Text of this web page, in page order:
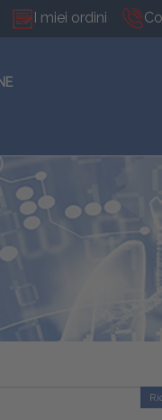
I miei ordini